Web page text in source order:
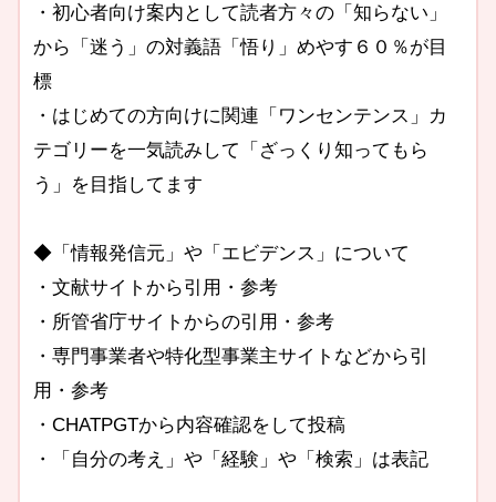
・初心者向け案内として読者方々の「知らない」
から「迷う」の対義語「悟り」めやす６０％が目
標
・はじめての方向けに関連「ワンセンテンス」カ
テゴリーを一気読みして「ざっくり知ってもら
う」を目指してます
◆「情報発信元」や「エビデンス」について
・文献サイトから引用・参考
・所管省庁サイトからの引用・参考
・専門事業者や特化型事業主サイトなどから引
用・参考
・CHATPGTから内容確認をして投稿
・「自分の考え」や「経験」や「検索」は表記